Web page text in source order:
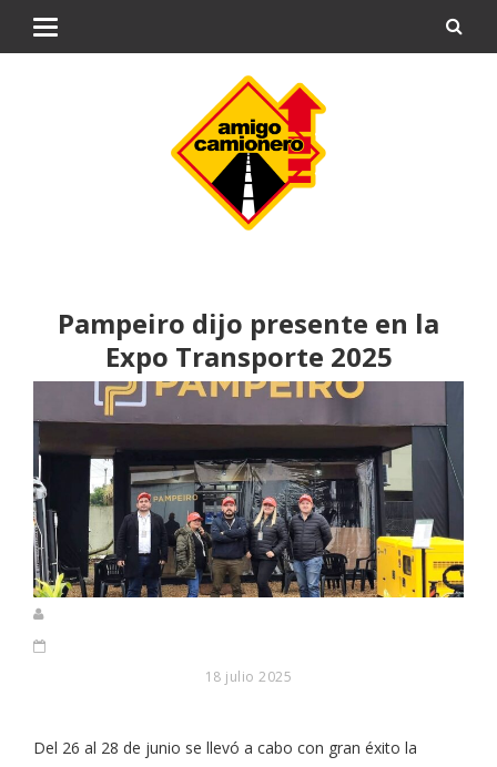
Pampeiro dijo presente en la
Expo Transporte 2025
18 julio 2025
Del 26 al 28 de junio se llevó a cabo con gran éxito la